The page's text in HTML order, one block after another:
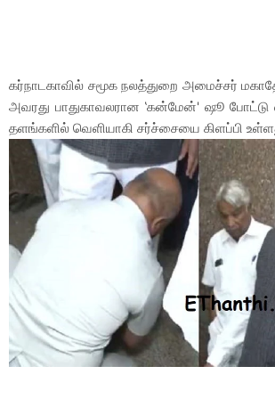
கர்நாடகாவில் சமூக நலத்துறை அமைச்சர்
அவரது பாதுகாவலரான ‛கன்மேன்' ஷூ போட்டு
தளங்களில் வெளியாகி சர்ச்சையை கிளப்பி